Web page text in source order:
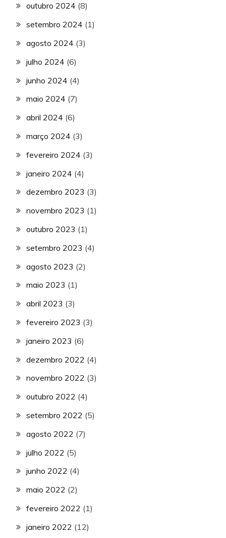
outubro 2024 (8)
setembro 2024 (1)
agosto 2024 (3)
julho 2024 (6)
junho 2024 (4)
maio 2024 (7)
abril 2024 (6)
março 2024 (3)
fevereiro 2024 (3)
janeiro 2024 (4)
dezembro 2023 (3)
novembro 2023 (1)
outubro 2023 (1)
setembro 2023 (4)
agosto 2023 (2)
maio 2023 (1)
abril 2023 (3)
fevereiro 2023 (3)
janeiro 2023 (6)
dezembro 2022 (4)
novembro 2022 (3)
outubro 2022 (4)
setembro 2022 (5)
agosto 2022 (7)
julho 2022 (5)
junho 2022 (4)
maio 2022 (2)
fevereiro 2022 (1)
janeiro 2022 (12)